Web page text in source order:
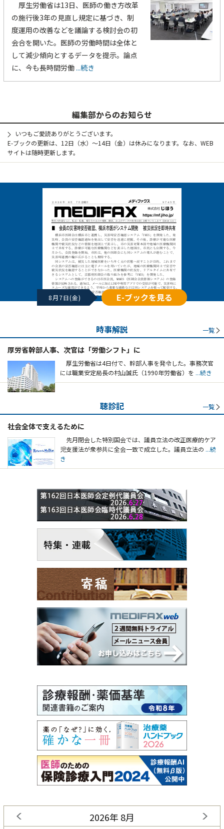
厚生労働省は13日、医師の働き方改革
の施行後3年の見直し規定に基づき、制
度運用の改善などを議論する検討会の初
会合を開いた。医師の労働時間は全体と
して減少傾向とするデータを提示。論点
に、今も長時間労働...続き
編集部からのお知らせ
いつもご愛読ありがとうございます。
E-ブックの更新は、12日（水）～14日（金）は休みになります。なお、WEB
サイトは随時更新します。
8月7日(金) E-ブックを見る
時事解説 一覧
厚労省幹部人事、次官は「労働シフト」に
厚生労働省は4日付で、幹部人事を発令した。事務次官
には職業安定局長の村山誠氏（1990年労働省）を ...続き
聴診記 一覧
社会全体で支えるために
先月閉会した特別国会では、議員立法の改正医療的ケア
児支援法が衆参共に全会一致で成立した。議員立法の ...続
き
2026年 8月